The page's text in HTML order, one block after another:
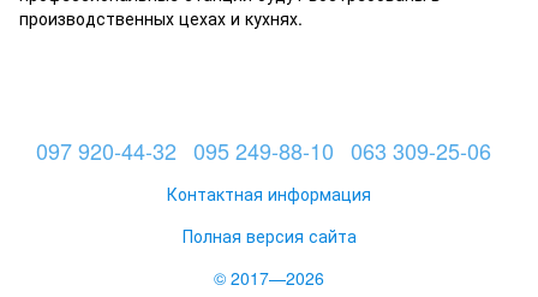
производственных цехах и кухнях.
097 920-44-32 095 249-88-10 063 309-25-06
Контактная информация
Полная версия сайта
© 2017—2026